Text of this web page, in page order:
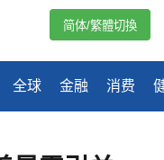
全球 金融 消费
简体/繁體切換